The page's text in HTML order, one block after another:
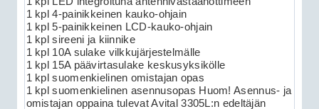
1 kpl 4-painikkeinen kauko-ohjain
1 kpl 5-painikkeinen LCD-kauko-ohjain
1 kpl sireeni ja kiinnike
1 kpl 10A sulake vilkkujärjestelmälle
1 kpl 15A päävirtasulake keskusyksikölle
1 kpl suomenkielinen omistajan opas
1 kpl suomenkielinen asennusopas Huom! Asennus- ja
omistajan oppaina tulevat Avital 3305L:n edeltäjän